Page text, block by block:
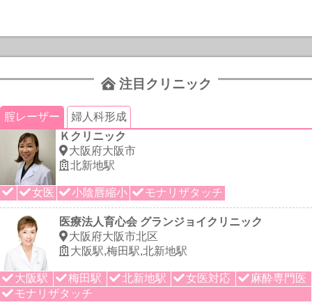
注目クリニック
腟レーザー
婦人科形成
Ｋクリニック
大阪府大阪市
北新地駅
女医 小陰唇縮小 モナリザタッチ
医療法人育心会 グランジョイクリニック
大阪府大阪市北区
大阪駅,梅田駅,北新地駅
大阪駅 梅田駅 北新地駅 女医対応
麻酔専門医
モナリザタッチ